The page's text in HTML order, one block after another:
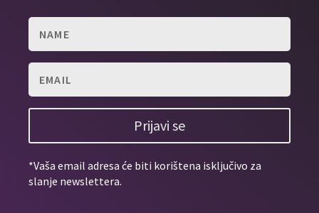
Prijavi se
*Vaša email adresa će biti korištena isključivo za
slanje newslettera.